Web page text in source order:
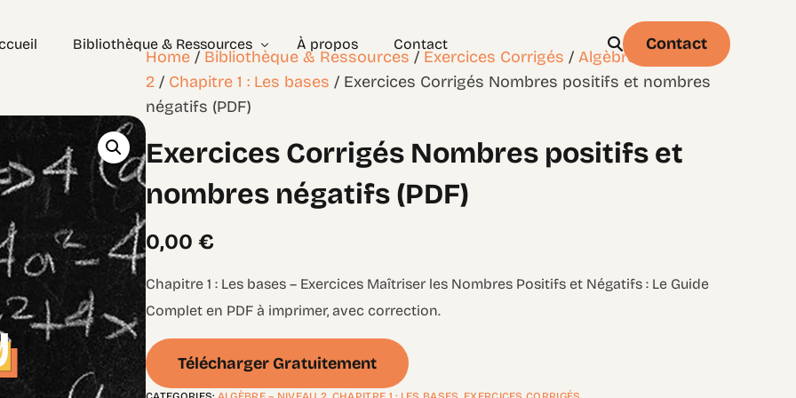
Bibliothèque & Ressources
Exercices Corrigés
Géométrie – les bases Géométrie – Niveau 2 Physique Statistique & probabilités – Niveau 1
À propos Contact Contact
Home / Bibliothèque & Ressources / Exercices Corrigés /Algèbre – Niveau
2 / Chapitre 1 : Les bases / Exercices Corrigés Nombres positifs et nombres
négatifs (PDF)
Exercices Corrigés Nombres positifs et
nombres négatifs (PDF)
0,00€
Chapitre 1 : Les bases – Exercices Maîtriser les Nombres Positifs et Négatifs : Le Guide
Complet en PDF à imprimer, avec correction.
Télécharger Gratuitement